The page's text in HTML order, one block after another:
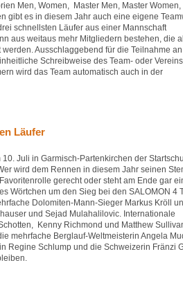
Men, Women, Master Men, Master
gibt es in diesem Jahr auch eine eigene
schnellsten Läufer aus einer Mannschaft
aus weitaus mehr Mitgliedern bestehen, die
Ausschlaggebend für die Teilnahme
Schreibweise des Team- oder
wird das Team automatisch auch in der
Läufer
Juli in Garmisch-Partenkirchen der
wird dem Rennen in diesem Jahr seinen
gerecht oder steht am Ende gar
Wörtchen um den Sieg bei den SALOMON 4
Dolomiten-Mann-Sieger Markus Kröll
und Sejad Mulahalilovic. Internationale
Kenny Richmond und Matthew
mehrfache Berglauf-Weltmeisterin Angela
Regine Schlump und die Schweizerin Fränzi